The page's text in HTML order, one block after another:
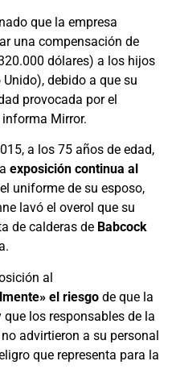
que la empresa
una compensación de
dólares) a los hijos
debido a que su
provocada por el
Mirror.
a los 75 años de edad,
exposición continua al
uniforme de su esposo,
lavó el overol que su
de calderas de Babcock
al
el riesgo de que la
los responsables de la
advirtieron a su personal
que representa para la